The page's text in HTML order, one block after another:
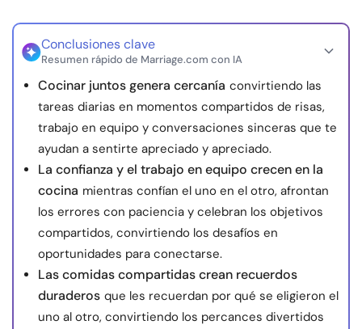
Conclusiones clave
Resumen rápido de Marriage.com con IA
Cocinar juntos genera cercanía convirtiendo las
tareas diarias en momentos compartidos de risas,
trabajo en equipo y conversaciones sinceras que te
ayudan a sentirte apreciado y apreciado.
La confianza y el trabajo en equipo crecen en la
cocina mientras confían el uno en el otro, afrontan
los errores con paciencia y celebran los objetivos
compartidos, convirtiendo los desafíos en
oportunidades para conectarse.
Las comidas compartidas crean recuerdos
duraderos que les recuerdan por qué se eligieron el
uno al otro, convirtiendo los percances divertidos